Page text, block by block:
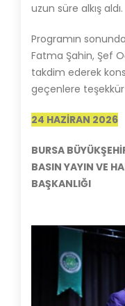
uzun süre alkış aldı.
Programın sonunda
Fatma Şahin, Şef
takdim ederek
geçenlere
24 HAZİRAN 2026
BURSA
BASIN YAYIN VE
BAŞKANLIĞI